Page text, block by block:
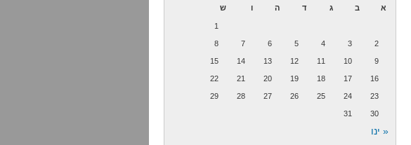
א ב ג ד ה ו ש
1
2
3
4
5
6
7
8
9
10
11
12
13
14
15
16
17
18
19
20
21
22
23
24
25
26
27
28
29
30
31
« ינו